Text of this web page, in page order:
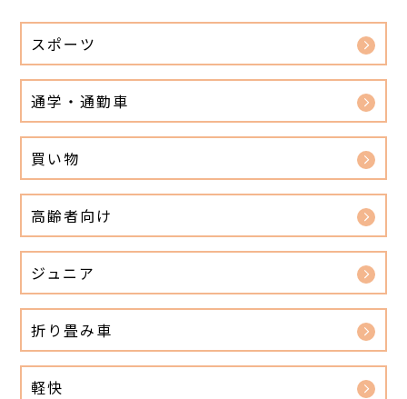
スポーツ
通学・通勤車
買い物
高齢者向け
ジュニア
折り畳み車
軽快